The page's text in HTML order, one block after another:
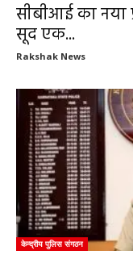
सीबीआई का नया
सूद एक...
Rakshak News
केन्द्रीय पुलिस संगठन